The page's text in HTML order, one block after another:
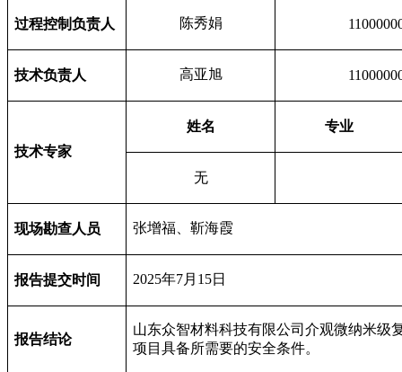
过程控制负责人 陈秀娟
技术负责人 高亚旭
技术专家
姓名 专业
无
现场勘查人员 张增福、靳海霞
报告提交时间 2025年7月15日
报告结论
山东众智材料科技有限公司介观微纳米级
项目具备所需要的安全条件。